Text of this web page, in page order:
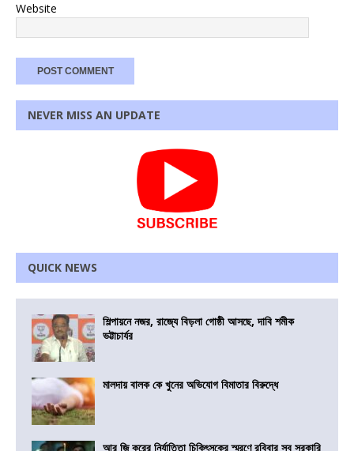
Website
NEVER MISS AN UPDATE
QUICK NEWS
শিল্পায়নে নজর, রাজ্যে বিড়লা গোষ্ঠী আসছে, দাবি শমীক
ভট্টাচার্যর
মালদায় বালক কে খুনের অভিযোগ বিমাতার বিরুদ্ধে
আর জি করের নির্যাতিতা চিকিৎসকের স্মরণে রবিবার সব সরকারি